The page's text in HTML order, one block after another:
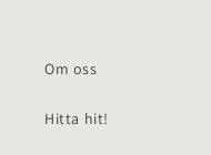
Om oss
Hitta hit!